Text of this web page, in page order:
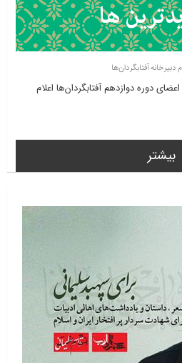
دبیرخانه آفتابگردان‌ها
دوره دوازدهم آفتابگردان‌ها اعلام
بیشتر